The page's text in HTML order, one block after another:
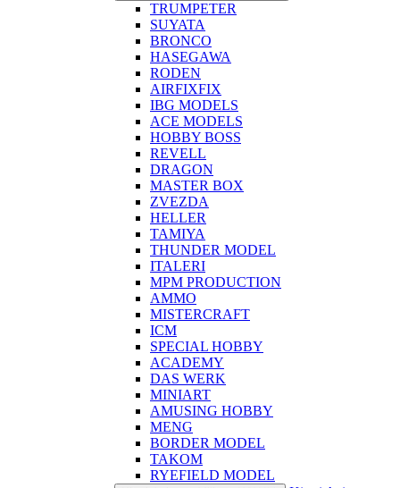
TRUMPETER
SUYATA
BRONCO
HASEGAWA
RODEN
AIRFIXFIX
IBG MODELS
ACE MODELS
HOBBY BOSS
REVELL
DRAGON
MASTER BOX
ZVEZDA
HELLER
TAMIYA
THUNDER MODEL
ITALERI
MPM PRODUCTION
AMMO
MISTERCRAFT
ICM
SPECIAL HOBBY
ACADEMY
DAS WERK
MINIART
AMUSING HOBBY
MENG
BORDER MODEL
TAKOM
RYEFIELD MODEL